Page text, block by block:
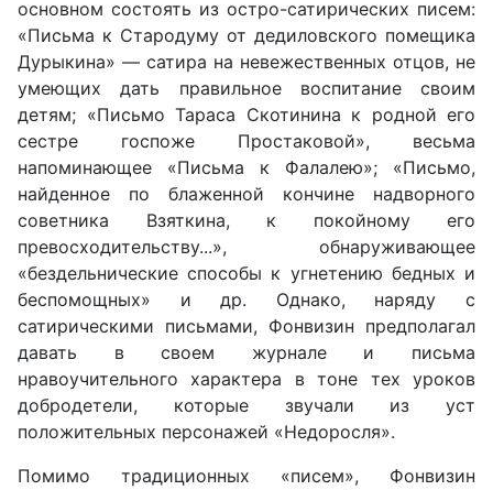
основном состоять из остро-сатирических писем:
«Письма к Стародуму от дедиловского помещика
Дурыкина» — сатира на невежественных отцов, не
умеющих дать правильное воспитание своим
детям; «Письмо Тараса Скотинина к родной его
сестре госпоже Простаковой», весьма
напоминающее «Письма к Фалалею»; «Письмо,
найденное по блаженной кончине надворного
советника Взяткина, к покойному его
превосходительству...», обнаруживающее
«бездельнические способы к угнетению бедных и
беспомощных» и др. Однако, наряду с
сатирическими письмами, Фонвизин предполагал
давать в своем журнале и письма
нравоучительного характера в тоне тех уроков
добродетели, которые звучали из уст
положительных персонажей «Недоросля».
Помимо традиционных «писем», Фонвизин